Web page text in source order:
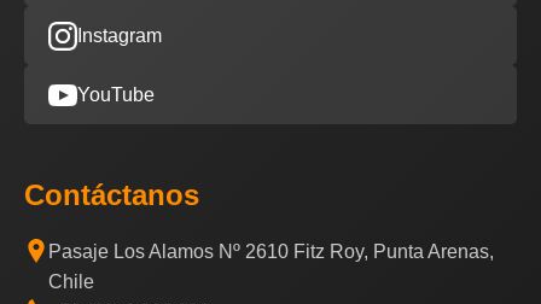
Instagram
YouTube
Contáctanos
Pasaje Los Alamos Nº 2610 Fitz Roy, Punta Arenas,
Chile